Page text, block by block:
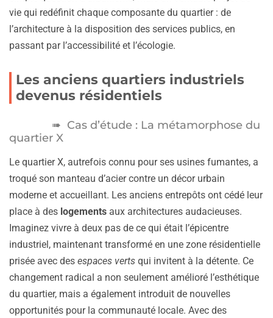
vie qui redéfinit chaque composante du quartier : de
l’architecture à la disposition des services publics, en
passant par l’accessibilité et l’écologie.
Les anciens quartiers industriels
devenus résidentiels
Cas d’étude : La métamorphose du
quartier X
Le quartier X, autrefois connu pour ses usines fumantes, a
troqué son manteau d’acier contre un décor urbain
moderne et accueillant. Les anciens entrepôts ont cédé leur
place à des logements aux architectures audacieuses.
Imaginez vivre à deux pas de ce qui était l’épicentre
industriel, maintenant transformé en une zone résidentielle
prisée avec des espaces verts qui invitent à la détente. Ce
changement radical a non seulement amélioré l’esthétique
du quartier, mais a également introduit de nouvelles
opportunités pour la communauté locale. Avec des